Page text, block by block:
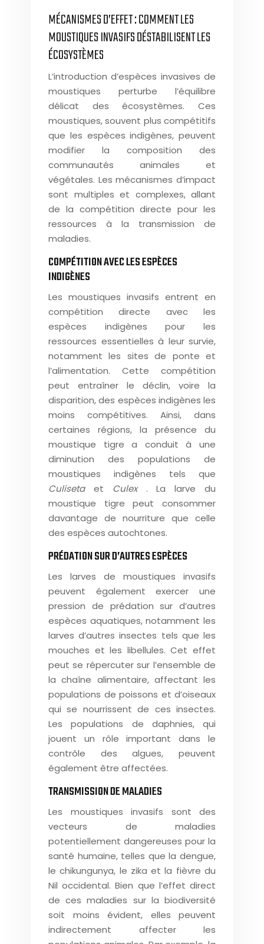
MÉCANISMES D’EFFET : COMMENT LES
MOUSTIQUES INVASIFS DÉSTABILISENT LES
ÉCOSYSTÈMES
L’introduction d’espèces invasives de
moustiques perturbe l’équilibre
délicat des écosystèmes. Ces
moustiques, souvent plus compétitifs
que les espèces indigènes, peuvent
modifier la composition des
communautés animales et
végétales. Les mécanismes d’impact
sont multiples et complexes, allant
de la compétition directe pour les
ressources à la transmission de
maladies.
COMPÉTITION AVEC LES ESPÈCES
INDIGÈNES
Les moustiques invasifs entrent en
compétition directe avec les
espèces indigènes pour les
ressources essentielles à leur survie,
notamment les sites de ponte et
l’alimentation. Cette compétition
peut entraîner le déclin, voire la
disparition, des espèces indigènes les
moins compétitives. Ainsi, dans
certaines régions, la présence du
moustique tigre a conduit à une
diminution des populations de
moustiques indigènes tels que
Culiseta et Culex . La larve du
moustique tigre peut consommer
davantage de nourriture que celle
des espèces autochtones.
PRÉDATION SUR D’AUTRES ESPÈCES
Les larves de moustiques invasifs
peuvent également exercer une
pression de prédation sur d’autres
espèces aquatiques, notamment les
larves d’autres insectes tels que les
mouches et les libellules. Cet effet
peut se répercuter sur l’ensemble de
la chaîne alimentaire, affectant les
populations de poissons et d’oiseaux
qui se nourrissent de ces insectes.
Les populations de daphnies, qui
jouent un rôle important dans le
contrôle des algues, peuvent
également être affectées.
TRANSMISSION DE MALADIES
Les moustiques invasifs sont des
vecteurs de maladies
potentiellement dangereuses pour la
santé humaine, telles que la dengue,
le chikungunya, le zika et la fièvre du
Nil occidental. Bien que l’effet direct
de ces maladies sur la biodiversité
soit moins évident, elles peuvent
indirectement affecter les